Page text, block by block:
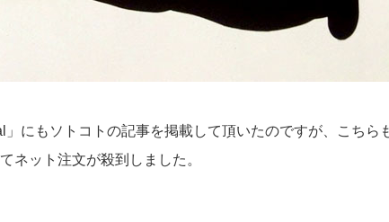
にもソトコトの記事を掲載して頂いたのですが、こちら
ネット注文が殺到しました。